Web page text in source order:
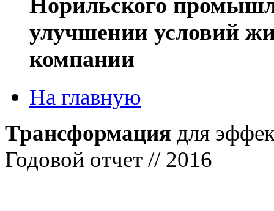
улучшении условий
компании
На главную
Трансформация для
Годовой отчет // 2016